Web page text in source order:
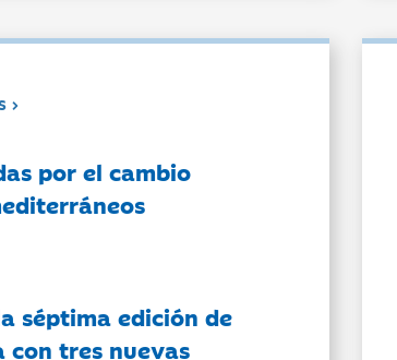
por el cambio
séptima edición de
con tres nuevas